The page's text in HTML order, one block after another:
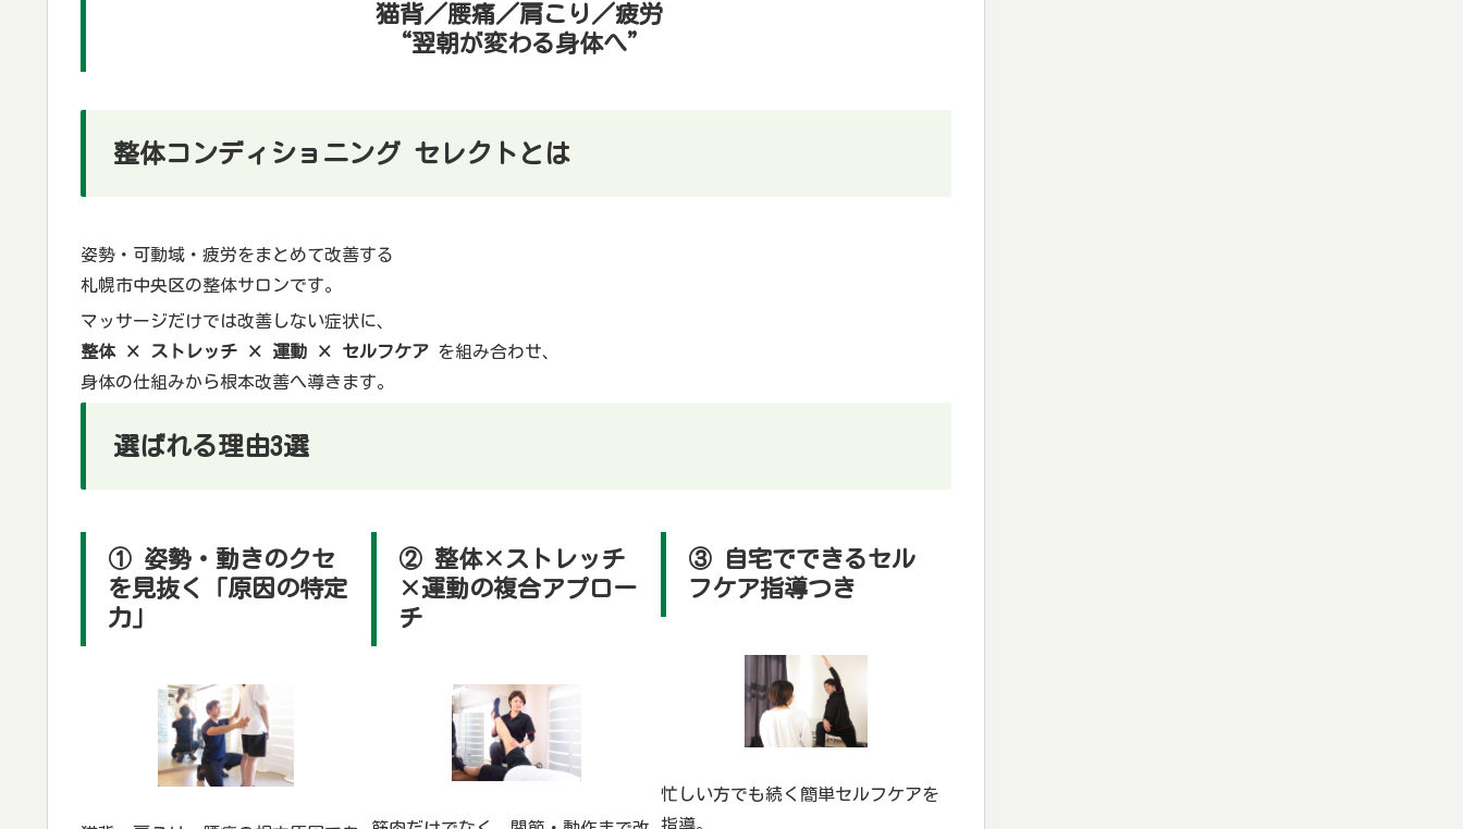
猫背／腰痛／肩こり／疲労
“翌朝が変わる身体へ”
整体コンディショニング セレクトとは
姿勢・可動域・疲労をまとめて改善する
札幌市中央区の整体サロンです。
マッサージだけでは改善しない症状に、
整体 × ストレッチ × 運動 × セルフケア を組み合わせ、
身体の仕組みから根本改善へ導きます。
選ばれる理由3選
① 姿勢・動きのクセ
を見抜く「原因の特定
力」
② 整体×ストレッチ
×運動の複合アプロー
チ
③ 自宅でできるセル
フケア指導つき
忙しい方でも続く簡単セルフケアを
指導。